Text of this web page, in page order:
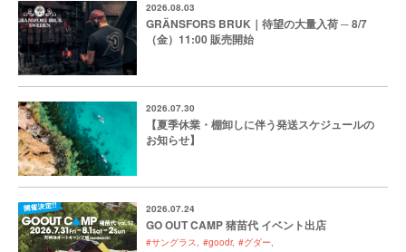
2026.08.03
GRÄNSFORS BRUK｜待望の大量入荷 ─ 8/7
（金）11:00 販売開始
2026.07.30
【夏季休業・棚卸しに伴う発送スケジュールの
お知らせ】
2026.07.24
GO OUT CAMP 猪苗代 イベント出店
#サングラス #goodr #グダー